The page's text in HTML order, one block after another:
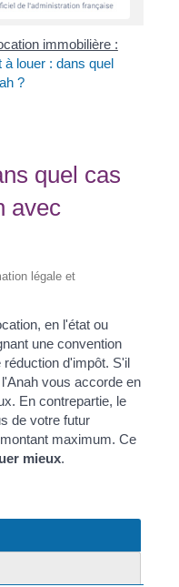
immobilière :
à louer : dans quel
?
quel cas
avec
légale et
en l'état ou
une convention
d'impôt. S'il
vous accorde en
En contrepartie, le
de votre futur
maximum. Ce
mieux.